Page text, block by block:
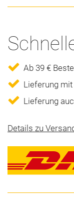
Ab 39 €
Lieferung mit
Lieferung
Details zu